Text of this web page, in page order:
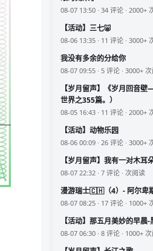
08-07 13:50 · 34 评论 · 2000+
【活动】三七🐷
08-06 13:35 · 11 评论 · 3000+
我没有多余的分给你
08-07 09:55 · 5 评论 · 3000+
【岁月留声】《岁月回音
世界之355篇。）
08-05 16:43 · 11 评论 · 2000+
【活动】动物乐园
08-06 00:09 · 26 评论 · 3000+
【岁月留声】我有一对木耳
08-07 22:32 · 7 评论 · 次阅读
漫游瑞士🇨🇭（4）- 阿尔卑
08-07 08:25 · 17 评论 · 1000+
【活动】那五月美妙的早晨
08-07 06:30 · 8 评论 · 1000+